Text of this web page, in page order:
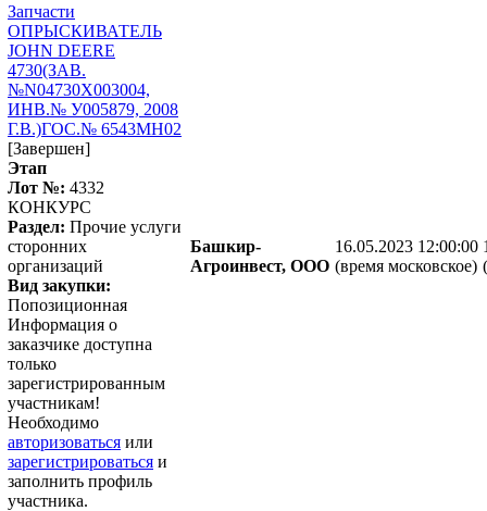
Запчасти
ОПРЫСКИВАТЕЛЬ
JOHN DEERE
4730(ЗАВ.
№N04730Х003004,
ИНВ.№ У005879, 2008
Г.В.)ГОС.№ 6543МН02
[Завершен]
Этап
Лот №: 4332
КОНКУРС
Раздел: Прочие услуги
сторонних
организаций
Вид закупки:
Попозиционная
Информация о
заказчике доступна
только
зарегистрированным
участникам!
Необходимо
авторизоваться или
зарегистрироваться и
заполнить профиль
участника.
Башкир-
Агроинвест, ООО
16.05.2023 12:00:00
(время московское)